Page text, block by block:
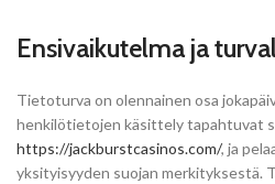
Ensivaikutelma ja
Tietoturva on olennainen osa
henkilötietojen käsittely tapahtuvat
https://jackburstcasinos.com/, ja
yksityisyyden suojan merkityksestä.